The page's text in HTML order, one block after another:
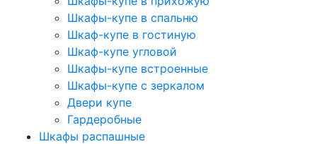
Шкафы-купе в спальню
Шкаф-купе в гостиную
Шкаф-купе угловой
Шкафы-купе встроенные
Шкафы-купе с зеркалом
Двери купе
Гардеробные
Шкафы распашные